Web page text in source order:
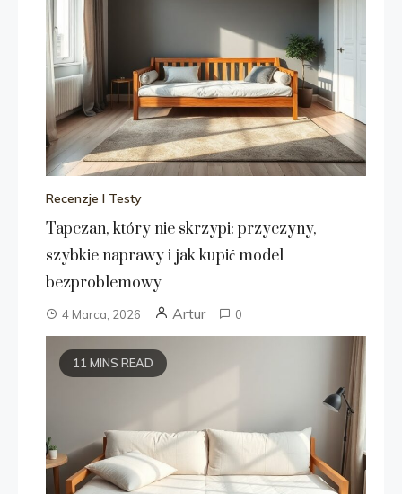
Recenzje I Testy
Tapczan, który nie skrzypi: przyczyny,
szybkie naprawy i jak kupić model
bezproblemowy
4 Marca, 2026 Artur 0
11 MINS READ